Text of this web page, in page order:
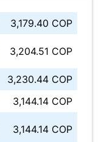
3,179.40 COP
3,204.51 COP
3,230.44 COP
3,144.14 COP
3,144.14 COP